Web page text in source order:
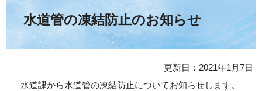
水道管の凍結防止のお知らせ
更新日：2021年1月7日
水道課から水道管の凍結防止についてお知らせします。